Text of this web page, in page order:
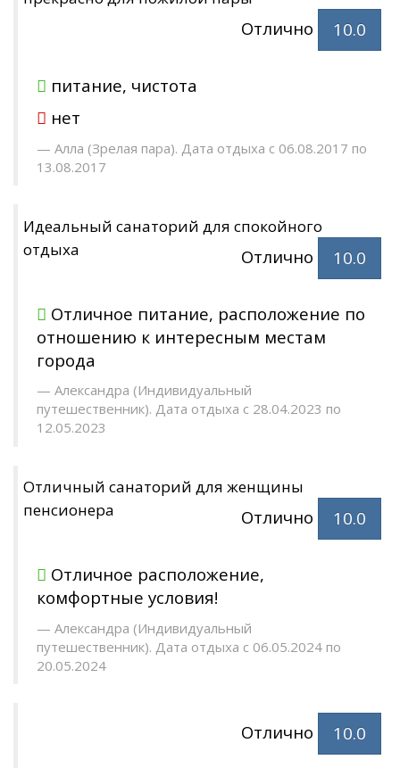
Отлично 10.0
питание, чистота
нет
Алла (Зрелая пара). Дата отдыха с 06.08.2017 по
13.08.2017
Идеальный санаторий для спокойного
отдыха
Отлично 10.0
Отличное питание, расположение по
отношению к интересным местам
города
Александра (Индивидуальный
путешественник). Дата отдыха с 28.04.2023 по
12.05.2023
Отличный санаторий для женщины
пенсионера
Отлично 10.0
Отличное расположение,
комфортные условия!
Александра (Индивидуальный
путешественник). Дата отдыха с 06.05.2024 по
20.05.2024
Отлично 10.0